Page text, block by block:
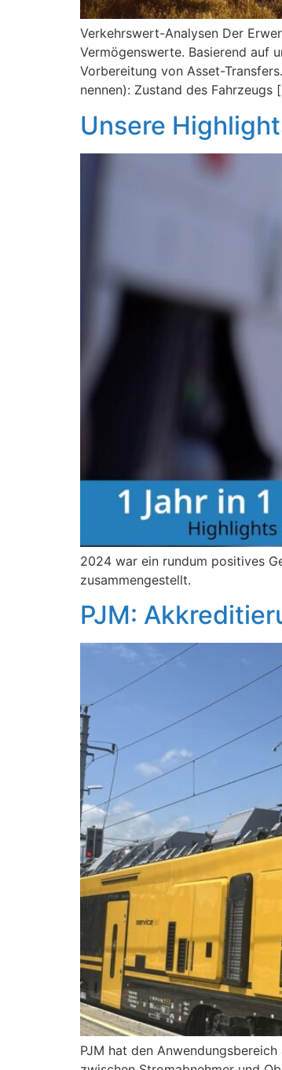
Verkehrswert-Analysen Der
Vermögenswerte. Basierend auf
Vorbereitung von Asset-
nennen): Zustand des Fahrzeugs
Unsere
2024 war ein rundum positives
zusammengestellt.
PJM:
PJM hat den